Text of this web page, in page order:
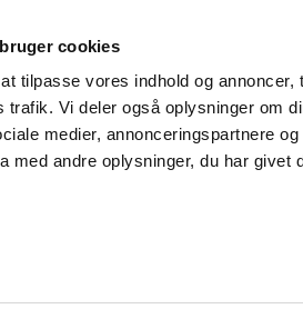
cookies
tilpasse vores indhold og
trafik. Vi deler også oplysninger om
medier, annonceringspartnere
med andre oplysninger, du har givet
SÆLG VAREBIL KØB BIL